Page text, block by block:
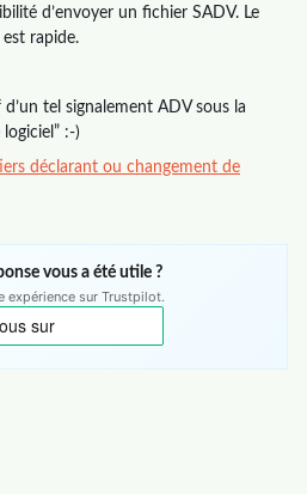
d’envoyer un fichier SADV. Le
rapide.
tel signalement ADV sous la
:-)
déclarant ou changement de
vous a été utile ?
expérience sur Trustpilot.